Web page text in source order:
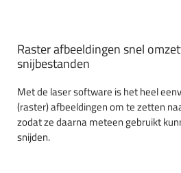
Raster afbeeldingen snel
snijbestanden
Met de laser software is het heel
(raster) afbeeldingen om te zetten
zodat ze daarna meteen gebruikt
snijden.